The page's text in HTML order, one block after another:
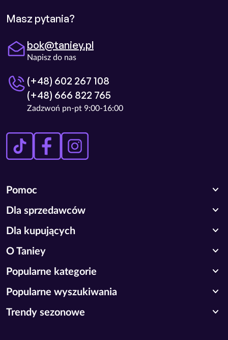
Masz pytania?
bok@taniey.pl
Napisz do nas
(+48) 602 267 108
(+48) 666 822 765
Zadzwoń pn-pt 9:00-16:00
Pomoc expand_more
Dla sprzedawców expand_more
Dla kupujących expand_more
O Taniey expand_more
Popularne kategorie expand_more
Popularne wyszukiwania expand_more
Trendy sezonowe expand_more